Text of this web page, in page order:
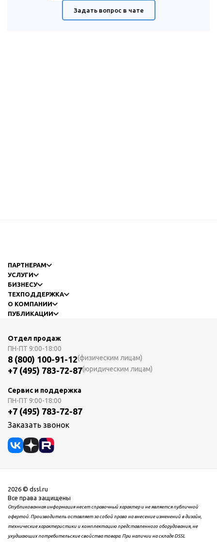
Задать вопрос в чате
ПАРТНЕРАМ
УСЛУГИ
БИЗНЕСУ
ТЕХПОДДЕРЖКА
О КОМПАНИИ
ПУБЛИКАЦИИ
Отдел продаж
ПН-ПТ 9:00-18:00
8 (800) 100-91-12(физическим лицам)
+7 (495) 783-72-87(юридическим лицам)
Сервис и поддержка
ПН-ПТ 9:00-18:00
+7 (495) 783-72-87
Заказать звонок
2026 © dssl.ru
Все права защищены
Опубликованная информация несет справочный характер и не является публичной
офертой. Производитель оставляет за собой право на внесение изменений в дизайн,
технические характеристики и комплектацию представленного оборудования, не
ухудшающих потребительские свойства товара. При наличии на складе DSSL